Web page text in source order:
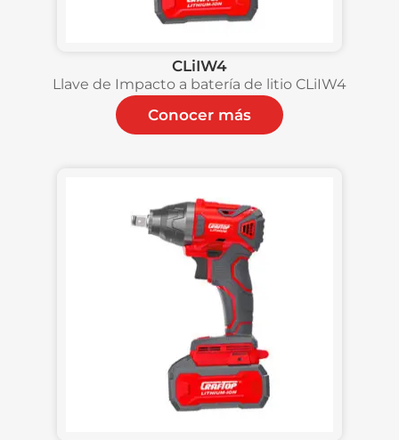
CLiIW4
Llave de Impacto a batería de litio CLiIW4
Conocer más